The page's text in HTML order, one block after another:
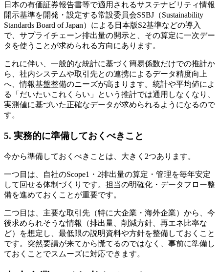
日本の有価証券報告書等で適用されるサステナビリティ情報
開示基準を開発・設定する常設委員会SSBJ（Sustainability
Standards Board of Japan）による日本版S2基準などの導入
で、サプライチェーン排出量の開示と、その算定に一次デー
タを使うことが求められる方向にあります。
これに伴い、一般的な統計に基づく簡易係数だけでの推計か
ら、社内システムや取引先との連携によるデータ精度向上
へ、情報基盤整備のニーズが高まります。統計や平均値によ
る「だいたいこれくらい」という推計では通用しなくなり、
実測値に基づいた正確なデータが求められるようになるので
す。
5. 実務的に準備しておくべきこと
今から準備しておくべきことは、大きく2つあります。
一つ目は、自社のScope1・2排出量の算定・管理を毎年安定
して回せる体制づくりです。担当の明確化・データフロー整
備を進めておくことが重要です。
二つ目は、主要な取引先（特に大企業・海外企業）から、今
後求められそうな情報（排出量、削減方針、再エネ比率な
ど）を想定し、最低限の説明資料や方針を整備しておくこと
です。突然要請が来てから慌てるのではなく、事前に準備し
ておくことでスムーズに対応できます。